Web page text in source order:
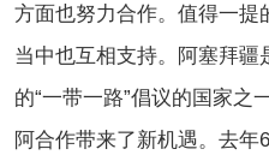
方面也努力合作。值得一提
当中也互相支持。阿塞拜疆
的“一带一路”倡议的国家之
阿合作带来了新机遇。去年